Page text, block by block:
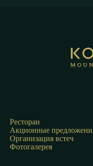
Ресторан
Акционные
Организация встеч
Фотогалерея